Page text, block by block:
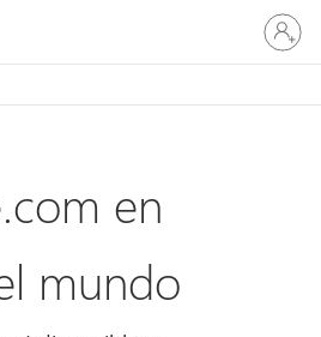
Iniciar
sesión
en
cuenta
en
mundo